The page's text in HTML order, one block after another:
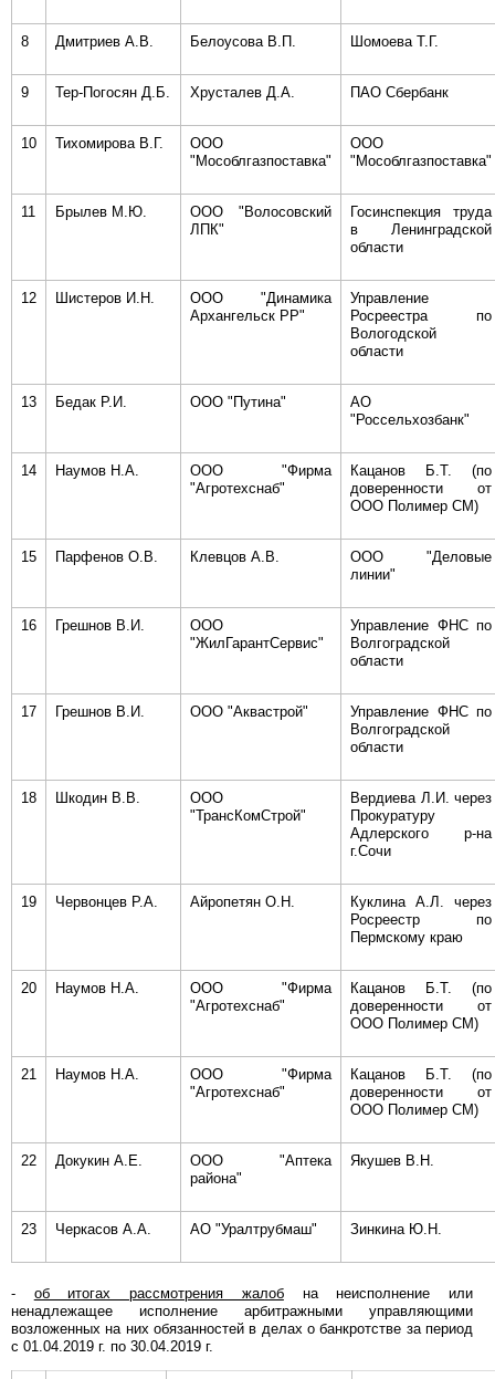
8 Дмитриев А.В. Белоусова В.П. Шомоева Т.Г.
9 Тер-Погосян Д.Б. Хрусталев Д.А. ПАО Сбербанк
10 Тихомирова В.Г.
ООО
"Мособлгазпоставка"
ООО
"Мособлгазпоставка"
11 Брылев М.Ю.
ООО "Волосовский
ЛПК"
Госинспекция труда
в Ленинградской
области
12 Шистеров И.Н.
ООО "Динамика
Архангельск РР"
Управление
Росреестра по
Вологодской
области
13 Бедак Р.И. ООО "Путина"
АО
"Россельхозбанк"
14 Наумов Н.А.
ООО "Фирма
"Агротехснаб"
Кацанов Б.Т. (по
доверенности от
ООО Полимер СМ)
15 Парфенов О.В. Клевцов А.В.
ООО "Деловые
линии"
16 Грешнов В.И.
ООО
"ЖилГарантСервис"
Управление ФНС по
Волгоградской
области
17 Грешнов В.И. ООО "Аквастрой"
Управление ФНС по
Волгоградской
области
18 Шкодин В.В.
ООО
"ТрансКомСтрой"
Вердиева Л.И. через
Прокуратуру
Адлерского р-на
г.Сочи
19 Червонцев Р.А. Айропетян О.Н.
Куклина А.Л. через
Росреестр по
Пермскому краю
20 Наумов Н.А.
ООО "Фирма
"Агротехснаб"
Кацанов Б.Т. (по
доверенности от
ООО Полимер СМ)
21 Наумов Н.А.
ООО "Фирма
"Агротехснаб"
Кацанов Б.Т. (по
доверенности от
ООО Полимер СМ)
22 Докукин А.Е.
ООО "Аптека
района"
Якушев В.Н.
23 Черкасов А.А. АО "Уралтрубмаш" Зинкина Ю.Н.
- об итогах рассмотрения жалобна неисполнение или
ненадлежащее исполнение арбитражными управляющими
возложенных на них обязанностей в делах о банкротстве за период
с 01.04.2019 г. по 30.04.2019 г.